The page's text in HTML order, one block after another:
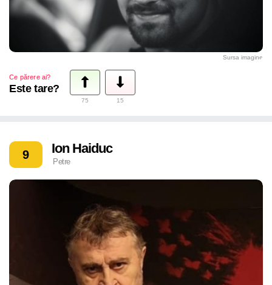
Sursa imagine
Ce părere ai?
Este tare?
75 15
9 Ion Haiduc
Petre